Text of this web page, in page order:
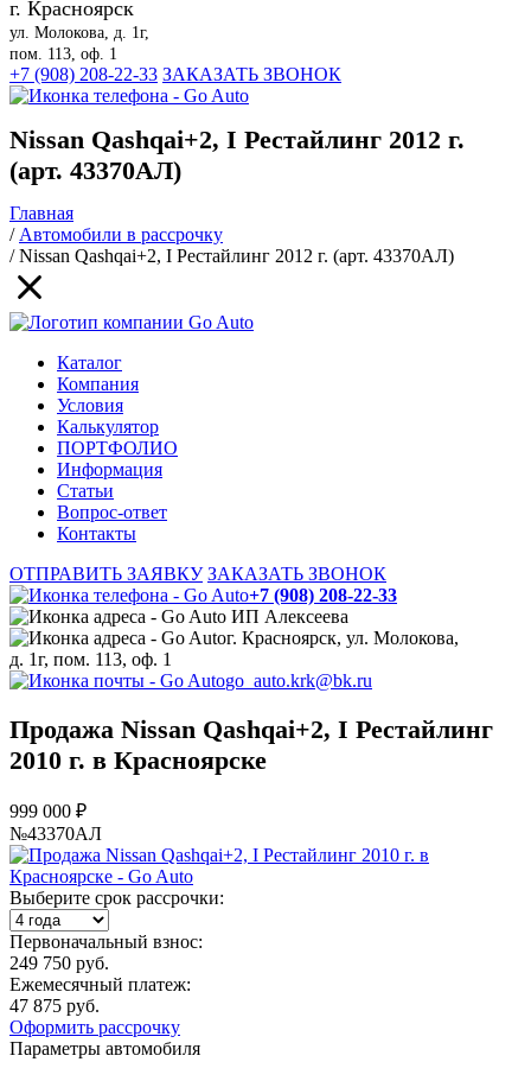
г. Красноярск
ул. Молокова, д. 1г,
пом. 113, оф. 1
+7 (908) 208-22-33 ЗАКАЗАТЬ ЗВОНОК
Nissan Qashqai+2, I Рестайлинг 2012 г.
(арт. 43370АЛ)
Главная
/Автомобили в рассрочку
/Nissan Qashqai+2, I Рестайлинг 2012 г. (арт. 43370АЛ)
Каталог
Компания
Условия
Калькулятор
ПОРТФОЛИО
Информация
Статьи
Вопрос-ответ
Контакты
ОТПРАВИТЬ ЗАЯВКУ ЗАКАЗАТЬ ЗВОНОК
+7 (908) 208-22-33
ИП Алексеева
г. Красноярск, ул. Молокова,
д. 1г, пом. 113, оф. 1
go_auto.krk@bk.ru
Продажа Nissan Qashqai+2, I Рестайлинг
2010 г. в Красноярске
999 000 ₽
№43370АЛ
Выберите срок рассрочки:
Первоначальный взнос:
249 750 руб.
Ежемесячный платеж:
47 875 руб.
Оформить рассрочку
Параметры автомобиля